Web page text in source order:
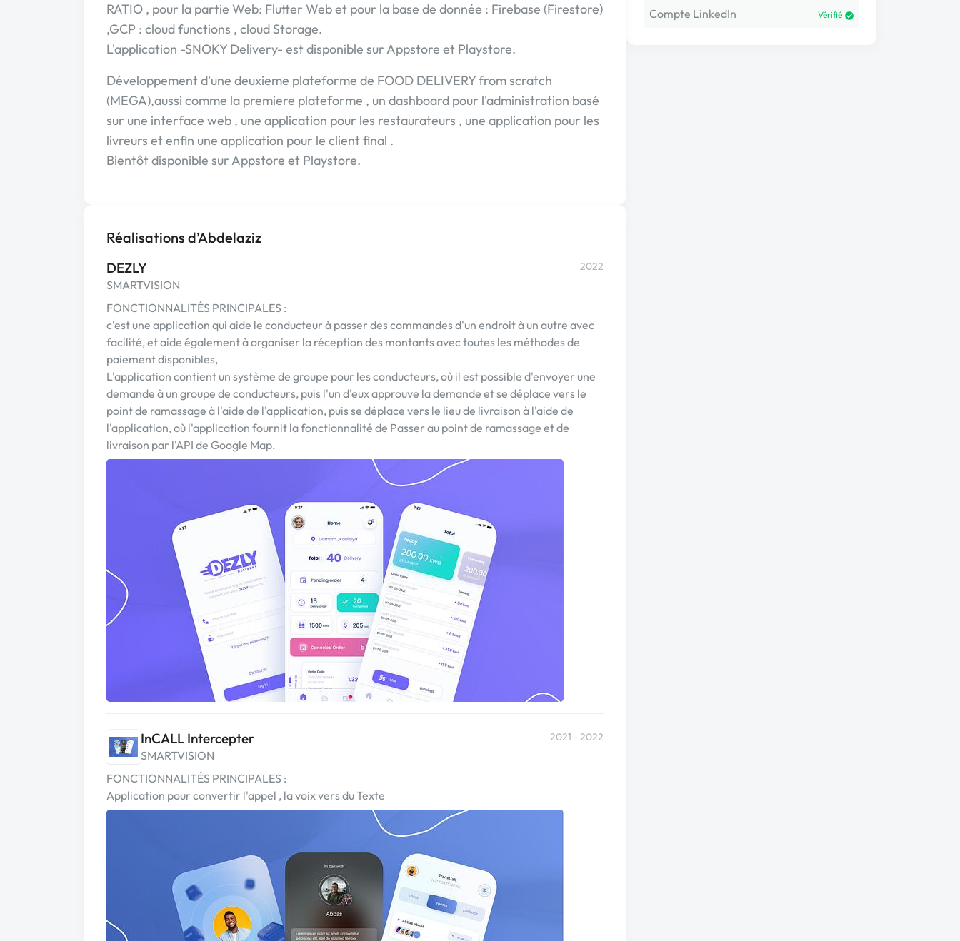
Compte LinkedIn Vérifié
RATIO , pour la partie Web: Flutter Web et pour la base de donnée : Firebase (Firestore)
,GCP : cloud functions , cloud Storage.
L'application -SNOKY Delivery- est disponible sur Appstore et Playstore.
Développement d'une deuxieme plateforme de FOOD DELIVERY from scratch
(MEGA),aussi comme la premiere plateforme , un dashboard pour l'administration basé
sur une interface web , une application pour les restaurateurs , une application pour les
livreurs et enfin une application pour le client final .
Bientôt disponible sur Appstore et Playstore.
Réalisations d’Abdelaziz
DEZLY
SMARTVISION
2022
FONCTIONNALITÉS PRINCIPALES :
c'est une application qui aide le conducteur à passer des commandes d'un endroit à un autre avec
facilité, et aide également à organiser la réception des montants avec toutes les méthodes de
paiement disponibles,
L'application contient un système de groupe pour les conducteurs, où il est possible d'envoyer une
demande à un groupe de conducteurs, puis l'un d'eux approuve la demande et se déplace vers le
point de ramassage à l'aide de l'application, puis se déplace vers le lieu de livraison à l'aide de
l'application, où l'application fournit la fonctionnalité de Passer au point de ramassage et de
livraison par l'API de Google Map.
InCALL Intercepter
SMARTVISION
2021 - 2022
FONCTIONNALITÉS PRINCIPALES :
Application pour convertir l'appel , la voix vers du Texte